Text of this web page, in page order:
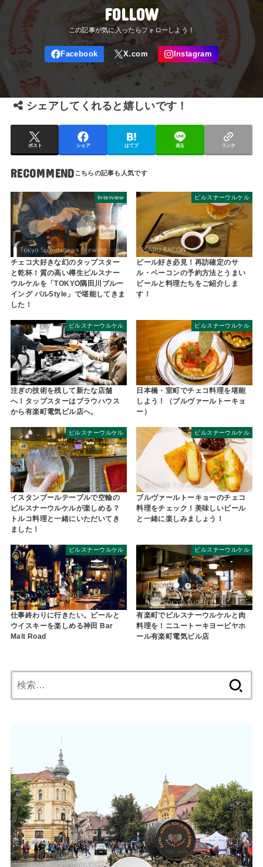
FOLLOW
シェアしてくれると嬉しいです！
ポスト シェア はてブ 送る リンク
RECOMMEND
Interview
チェコ大好きな幻のタップスター
と乾杯！質の高い樽生ピルスナー
ウルケルを「TOKYO隅田川ブルー
イング バルStyle」で堪能してきま
した！
ピルスナーウルケル
ビール好き必見！再訪確定のサ
ル・ベーコンの予約方法とうまい
ビールと料理たちをご紹介しま
す！
ピルスナーウルケル
注ぎの技術を残して新たな店舗
へ！タップスターはブラウハウス
から有楽町電気ビル店へ。
ピルスナーウルケル
日本橋・室町でチェコ料理を堪能
しよう！（ブルヴァールトーキョ
ー）
ピルスナーウルケル
イスタンブールテーブルで空輸の
ピルスナーウルケルが楽しめる？
トルコ料理と一緒にいただいてき
ました！
ピルスナーウルケル
ブルヴァールトーキョーのチェコ
料理をチェック！美味しいビール
と一緒に楽しみましょう！
ピルスナーウルケル
仕事終わりに行きたい。ビールと
ウイスキーを楽しめる神田 Bar
Malt Road
ピルスナーウルケル
有楽町でピルスナーウルケルと肉
料理を！ニユートーキヨービヤホ
ール有楽町電気ビル店
索: